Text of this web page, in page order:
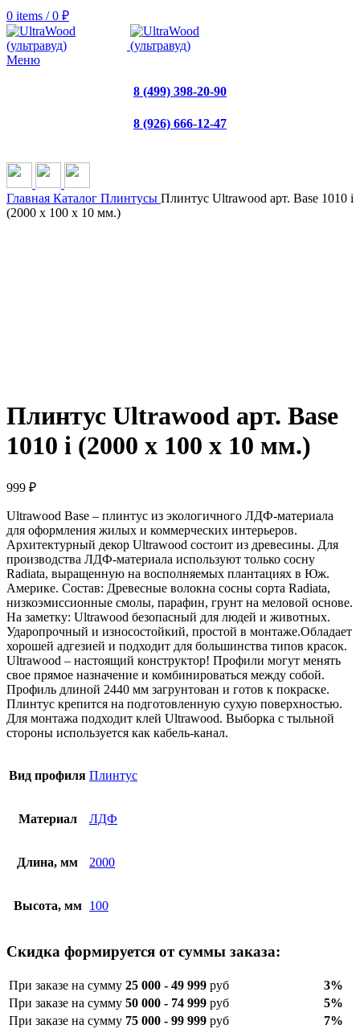
0 items / 0 ₽
Меню
8 (499) 398-20-90
8 (926) 666-12-47
Главная Каталог Плинтусы Плинтус Ultrawood арт. Base 1010 i
(2000 x 100 x 10 мм.)
Плинтус Ultrawood арт. Base
1010 i (2000 x 100 x 10 мм.)
999 ₽
Ultrawood Base – плинтус из экологичного ЛДФ-материала
для оформления жилых и коммерческих интерьеров.
Архитектурный декор Ultrawood состоит из древесины. Для
производства ЛДФ-материала используют только сосну
Radiatа, выращенную на восполняемых плантациях в Юж.
Америке. Состав: Древесные волокна сосны сорта Radiata,
низкоэмиссионные смолы, парафин, грунт на меловой основе.
На заметку: Ultrawood безопасный для людей и животных.
Ударопрочный и износостойкий, простой в монтаже.Обладает
хорошей адгезией и подходит для большинства типов красок.
Ultrawood – настоящий конструктор! Профили могут менять
свое прямое назначение и комбинироваться между собой.
Профиль длиной 2440 мм загрунтован и готов к покраске.
Плинтус крепится на подготовленную сухую поверхностью.
Для монтажа подходит клей Ultrawood. Выборка с тыльной
стороны используется как кабель-канал.
Вид профиля Плинтус
Материал ЛДФ
Длина, мм 2000
Высота, мм 100
Скидка формируется от суммы заказа:
При заказе на сумму 25 000 - 49 999 руб
3%
При заказе на сумму 50 000 - 74 999 руб
5%
При заказе на сумму 75 000 - 99 999 руб
7%